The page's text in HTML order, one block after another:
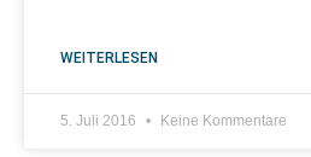
WEITERLESEN
5. Juli 2016 Keine Kommentare